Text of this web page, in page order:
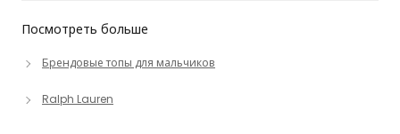
Посмотреть больше
Брендовые топы для мальчиков
Ralph Lauren